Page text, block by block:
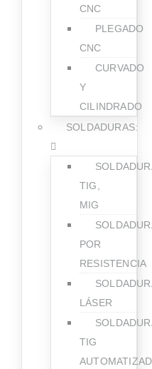
CNC
PLEGADO
CNC
CURVADO
Y
CILINDRADO
SOLDADURAS:
TIG,
MIG
POR
RESISTENCIA
LÁSER
TIG